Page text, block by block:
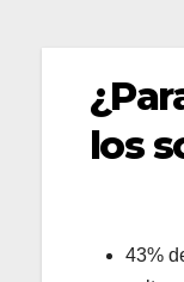
los
43%